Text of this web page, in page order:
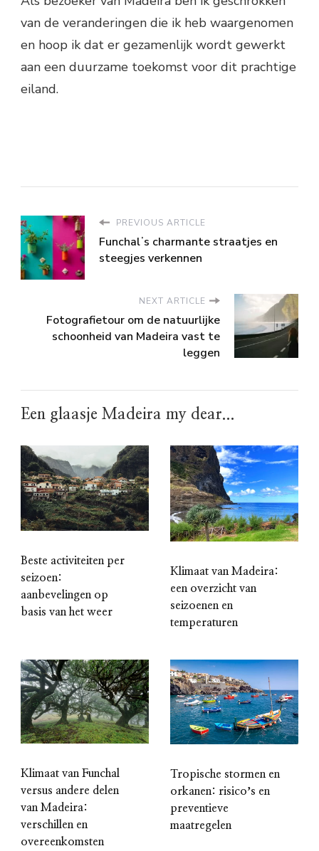
van de veranderingen die ik heb waargenomen
en hoop ik dat er gezamenlijk wordt gewerkt
aan een duurzame toekomst voor dit prachtige
eiland.
PREVIOUS ARTICLE
Funchalʼs charmante straatjes en
steegjes verkennen
NEXT ARTICLE
Fotografietour om de natuurlijke
schoonheid van Madeira vast te
leggen
Een glaasje Madeira my dear...
Beste activiteiten per
seizoen:
aanbevelingen op
basis van het weer
Klimaat van Madeira:
een overzicht van
seizoenen en
temperaturen
Klimaat van Funchal
versus andere delen
van Madeira:
verschillen en
overeenkomsten
Tropische stormen en
orkanen: risicoʼs en
preventieve
maatregelen